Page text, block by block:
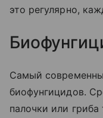
это регулярно,
Самый
биофунгицидов.
палочки или